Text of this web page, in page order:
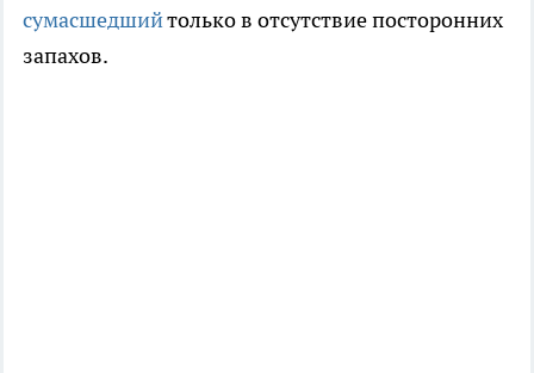
сумасшедшийтолько в отсутствие посторонних
запахов.